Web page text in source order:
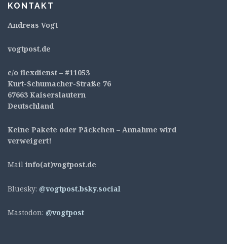
KONTAKT
Andreas Vogt
vogtpost.de
c/o flexdienst – #11053
Kurt-Schumacher-Straße 76
67663 Kaiserslautern
Deutschland
Keine Pakete oder Päckchen – Annahme wird
verweigert!
Mail info(at)vogtpost.de
Bluesky: @vogtpost.bsky.social
Mastodon: @vogtpost